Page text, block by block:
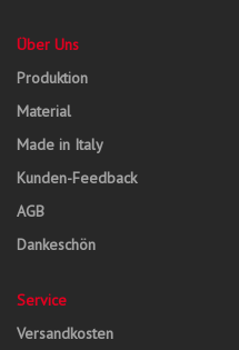
Über Uns
Produktion
Material
Made in Italy
Kunden-Feedback
AGB
Dankeschön
Service
Versandkosten